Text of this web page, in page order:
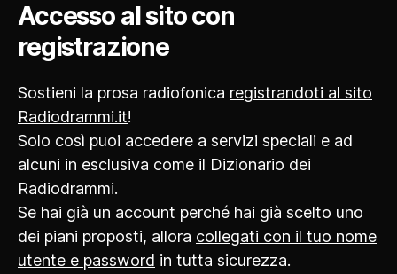
Accesso al sito con
registrazione
Sostieni la prosa radiofonica registrandoti al sito
Radiodrammi.it!
Solo così puoi accedere a servizi speciali e ad
alcuni in esclusiva come il Dizionario dei
Radiodrammi.
Se hai già un account perché hai già scelto uno
dei piani proposti, allora collegati con il tuo nome
utente e password in tutta sicurezza.